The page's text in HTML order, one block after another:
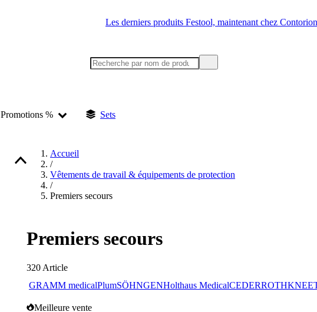
Les derniers produits Festool, maintenant chez
Promotions % Sets
Accueil
/
Vêtements de travail & équipements de protection
/
Premiers secours
Premiers secours
320 Article
GRAMM medicalPlumSÖHNGENHolthaus MedicalCEDERROTH
Meilleure vente